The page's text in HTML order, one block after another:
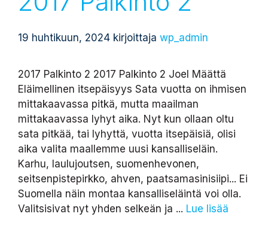
19 huhtikuun, 2024 kirjoittaja wp_admin
2017 Palkinto 2 2017 Palkinto 2 Joel Määttä
Eläimellinen itsepäisyys Sata vuotta on ihmisen
mittakaavassa pitkä, mutta maailman
mittakaavassa lyhyt aika. Nyt kun ollaan oltu
sata pitkää, tai lyhyttä, vuotta itsepäisiä, olisi
aika valita maallemme uusi kansalliseläin.
Karhu, laulujoutsen, suomenhevonen,
seitsenpistepirkko, ahven, paatsamasinisiipi... Ei
Suomella näin montaa kansalliseläintä voi olla.
Valitsisivat nyt yhden selkeän ja ... Lue lisää